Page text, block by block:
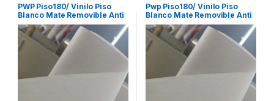
PWP Piso180/ Vinilo Piso
Blanco Mate Removible Anti
Slip Eventos 1,37 X 50m Xrl
Pwp Piso180/ Vinilo Piso
Blanco Mate Removible Anti
Slip Eventos 1,37 X ML